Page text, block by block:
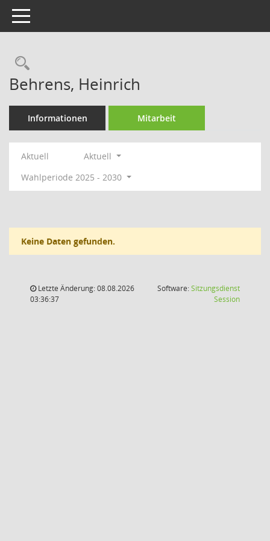
Toggle navigation
Rechercheauswahl
Behrens, Heinrich
Informationen Mitarbeit
Aktuell
Aktuell
Wahlperiode 2025 - 2030
Keine Daten gefunden.
Letzte Änderung: 08.08.2026
03:36:37
Software:Sitzungsdienst
Session(Wird in